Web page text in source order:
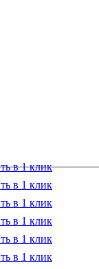
в 1 клик
в 1 клик
в 1 клик
в 1 клик
в 1 клик
в 1 клик